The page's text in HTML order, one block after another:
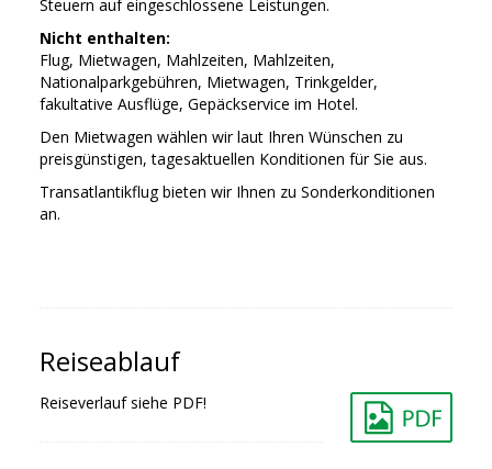
Steuern auf eingeschlossene Leistungen.
Nicht enthalten:
Flug, Mietwagen, Mahlzeiten, Mahlzeiten,
Nationalparkgebühren, Mietwagen, Trinkgelder,
fakultative Ausflüge, Gepäckservice im Hotel.
Den Mietwagen wählen wir laut Ihren Wünschen zu
preisgünstigen, tagesaktuellen Konditionen für Sie aus.
Transatlantikflug bieten wir Ihnen zu Sonderkonditionen
an.
Reiseablauf
Reiseverlauf siehe PDF!